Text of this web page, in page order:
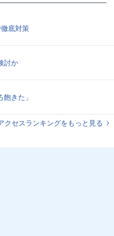
底対策
討か
きた」
クセスランキングをもっと見る